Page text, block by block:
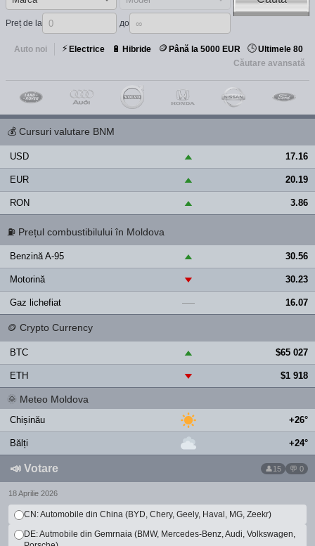
Preț de la до
Auto noi ⚡ Electrice 🔋 Hibride 🪙 Până la 5000 EUR 🕒Ultimele 80
Căutare avansată
💰 Cursuri valutare BNM
USD ▲ 17.16
EUR ▲ 20.19
RON ▲ 3.86
⛽ Prețul combustibilului în Moldova
Benzină A-95 ▲ 30.56
Motorină ▼ 30.23
Gaz lichefiat — 16.07
🪙 Crypto Currency
BTC ▲ $65 027
ETH ▼ $1 918
🌞 Meteo Moldova
Chișinău +26°
Bălți +24°
📣 Votare 15 💬 0
18 Aprilie 2026
CN: Automobile din China (BYD, Chery, Geely, Haval, MG, Zeekr)
DE: Autmobile din Gemrnaia (BMW, Mercedes-Benz, Audi, Volkswagen,